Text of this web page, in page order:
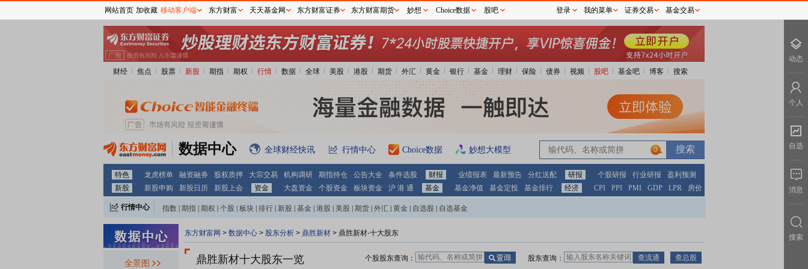
财经 焦点 股票 新股 期指 期权 行情 数据 全球 美股 港股 期货 外汇 黄金 银行 基金 理财 保险 债券 视频 股吧 基金吧 博客 搜索
数据中心 全球财经快讯 行情中心 Choice数据 妙想大模型 0
特色 龙虎榜单 融资融券 股权质押 大宗交易 机构调研 期指持仓 公告大全 条件选股 财报 业绩报表 最新预告 分红送配 研报 个股研报 行业研报
盈利预测
新股
新股申购 新股日历 新股上会 资金 大盘资金 个股资金 板块资金 沪 港 通 基金 基金净值 基金定投 基金排行 经济 CPI PPI PMI GDP LPR 房价
行情中心 指数 期指 期权 个股 板块 排行 新股 基金 港股 美股 期货 外汇 黄金 自选股 自选基金
全景图
东方财富网 > 数据中心 > 股东分析 > 鼎胜新材 > 鼎胜新材-十大股东
鼎胜新材十大股东一览 股东查询：
个股股东查询：
网站首页 加收藏 移动客户端 东方财富 天天基金网 东方财富证券 东方财富期货 妙想 Choice数据 股吧 登录 我的菜单 证券交易 基金交易
动态
个人
自选
消息
搜索